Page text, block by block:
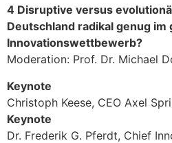
4 Disruptive versus
Deutschland radikal genug im
Innovationswettbewerb?
Moderation: Prof. Dr. Michael
Keynote
Christoph Keese, CEO Axel
Keynote
Dr. Frederik G. Pferdt, Chief